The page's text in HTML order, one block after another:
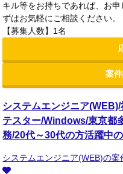
キル等をお持ちであれば、お
ずはお気軽にご相談ください。
【募集人数】1名
案
システムエンジニア
テスター/Windows/東京都
務/20代～30代の方活躍中
システムエンジニア(WEB)の案